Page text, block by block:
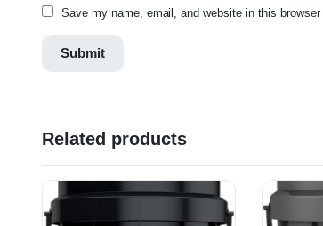
Save my name, email, and website in this
Related products